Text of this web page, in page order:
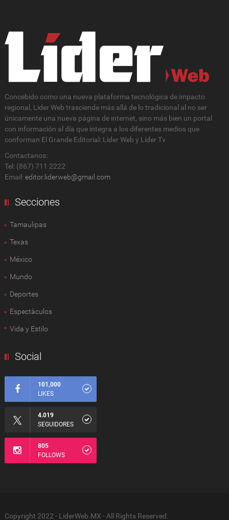
Concebido como una nueva plataforma tecnológica de impacto
regional, Lider Web trasciende más allá de lo tradicional al no ser
únicamente una nueva página de internet, sino más bien un portal
con información al día que integra a los diferentes medios que
conforman El Grande Editorial: Líder Web y Líder Tv
Contactanos:
Tel: (867) 711 2222
Email: editor.liderweb@gmail.com
Secciones
Tamaulipas
Texas
México
Mundo
Deportes
Espectàculos
Vida y Estilo
Social
101,000
LIKES
4.019
SEGUIDORES
805
FOLLOWS
Copyright 2022 - LiderWeb.MX - All Rights Reserved.